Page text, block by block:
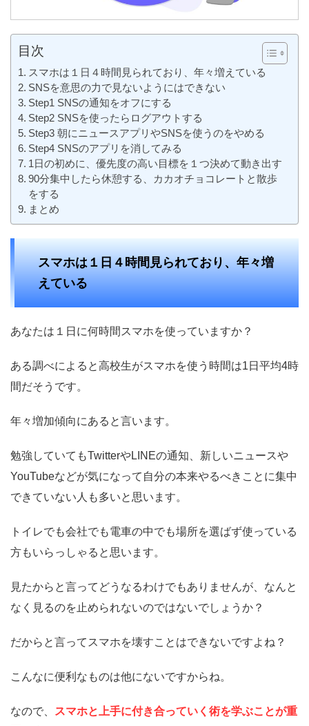
目次
スマホは１日４時間見られており、年々増えている
SNSを意思の力で見ないようにはできない
Step1 SNSの通知をオフにする
Step2 SNSを使ったらログアウトする
Step3 朝にニュースアプリやSNSを使うのをやめる
Step4 SNSのアプリを消してみる
1日の初めに、優先度の高い目標を１つ決めて動き出す
90分集中したら休憩する、カカオチョコレートと散歩
をする
まとめ
スマホは１日４時間見られており、年々増
えている
あなたは１日に何時間スマホを使っていますか？
ある調べによると高校生がスマホを使う時間は1日平均4時
間だそうです。
年々増加傾向にあると言います。
勉強していてもTwitterやLINEの通知、新しいニュースや
YouTubeなどが気になって自分の本来やるべきことに集中
できていない人も多いと思います。
トイレでも会社でも電車の中でも場所を選ばず使っている
方もいらっしゃると思います。
見たからと言ってどうなるわけでもありませんが、なんと
なく見るのを止められないのではないでしょうか？
だからと言ってスマホを壊すことはできないですよね？
こんなに便利なものは他にないですからね。
なので、
スマホと上手に付き合っていく術を学ぶことが重